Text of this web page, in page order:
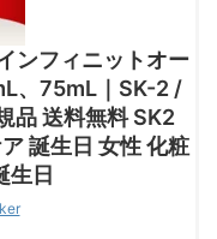
ンフィニットオー
、75mL｜SK-2 /
品 送料無料 SK2
誕生日 女性 化粧
生日